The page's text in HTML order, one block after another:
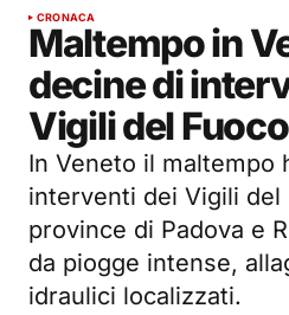
CRONACA
Maltempo in
decine di
Vigili del
In Veneto il maltempo
interventi dei Vigili del
province di Padova e
da piogge intense,
idraulici localizzati.